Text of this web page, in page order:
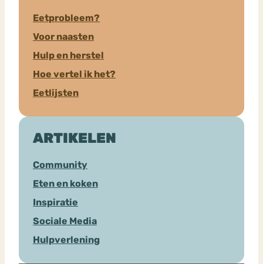
Eetprobleem?
Voor naasten
Hulp en herstel
Hoe vertel ik het?
Eetlijsten
ARTIKELEN
Community
Eten en koken
Inspiratie
Sociale Media
Hulpverlening